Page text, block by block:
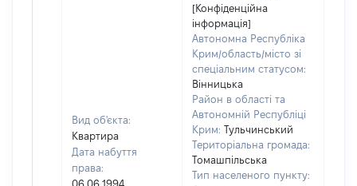
Вид об'єкта:
Квартира
Дата набуття
права:
06.06.1994
[Конфіденційна
інформація]
Автономна Республіка
Крим/область/місто зі
спеціальним статусом:
Вінницька
Район в області та
Автономній Республіці
Крим: Тульчинський
Територіальна громада:
Томашпільська
Тип населеного пункту: